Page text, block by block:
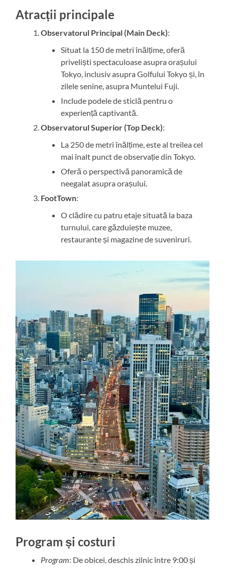
Atracții principale
Observatorul Principal (Main Deck):
Situat la 150 de metri înălțime, oferă
priveliști spectaculoase asupra orașului
Tokyo, inclusiv asupra Golfului Tokyo și, în
zilele senine, asupra Muntelui Fuji.
Include podele de sticlă pentru o
experiență captivantă.
Observatorul Superior (Top Deck):
La 250 de metri înălțime, este al treilea cel
mai înalt punct de observație din Tokyo.
Oferă o perspectivă panoramică de
neegalat asupra orașului.
FootTown:
O clădire cu patru etaje situată la baza
turnului, care găzduiește muzee,
restaurante și magazine de suveniruri.
Program și costuri
Program: De obicei, deschis zilnic între 9:00 și